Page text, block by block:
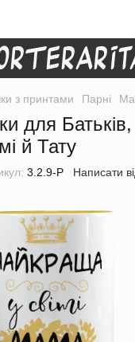
з принтами Парні
для Батьків,
й Тату
3.2.9-P Написати